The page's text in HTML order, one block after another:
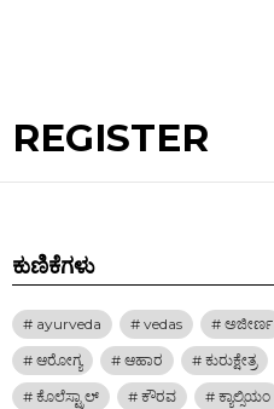
REGISTER
ಕುಣಿಕೆಗಳು
ayurveda vedas ಅಜೀರ್ಣ
ಆರೋಗ್ಯ
ಆಹಾರ ಕುರುಕ್ಷೇತ್ರ
ಕೊಲೆಸ್ಟ್ರಾಲ್
ಕೌರವ ಕ್ಯಾಲ್ಸಿಯಂ